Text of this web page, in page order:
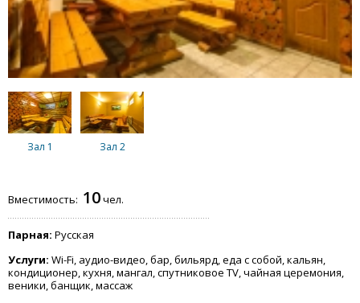
Зал 1 Зал 2
Вместимость: 10чел.
Парная: Русская
Услуги: Wi-Fi, аудио-видео, бар, бильярд, еда с собой, кальян,
кондиционер, кухня, мангал, спутниковое TV, чайная церемония,
веники, банщик, массаж